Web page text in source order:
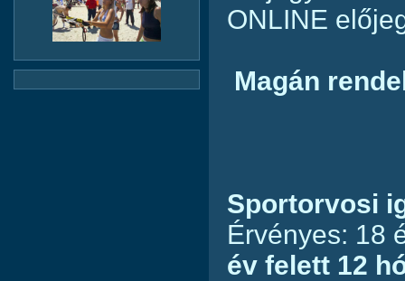
ONLINE
Magán
Sportorvosi
Érvényes: 18
év felett 12